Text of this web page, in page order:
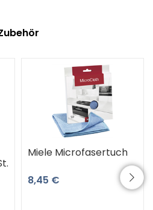
Miele Microfasertuch
8,45 €